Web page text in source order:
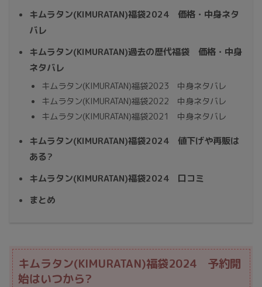
キムラタン(KIMURATAN)福袋2024 価格・中身ネタ
バレ
キムラタン(KIMURATAN)過去の歴代福袋 価格・中身
ネタバレ
キムラタン(KIMURATAN)福袋2023 中身ネタバレ
キムラタン(KIMURATAN)福袋2022 中身ネタバレ
キムラタン(KIMURATAN)福袋2021 中身ネタバレ
キムラタン(KIMURATAN)福袋2024 値下げや再販は
ある?
キムラタン(KIMURATAN)福袋2024 口コミ
まとめ
キムラタン(KIMURATAN)福袋2024 予約開
始はいつから?